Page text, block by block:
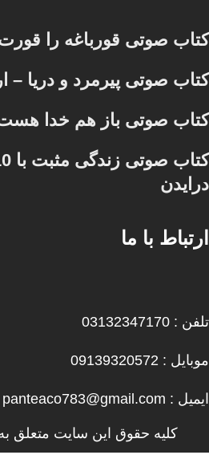
کتاب صوتی قورباغه را
کتاب صوتی پیرمرد و دریا
کتاب صوتی باز هم خدا
درایدن
ارتباط با ما
تلفن : 03132347170
موبایل : 09139320572
ایمیل : panteaco783@gmail.com
کلیه حقوق این سایت متعلق